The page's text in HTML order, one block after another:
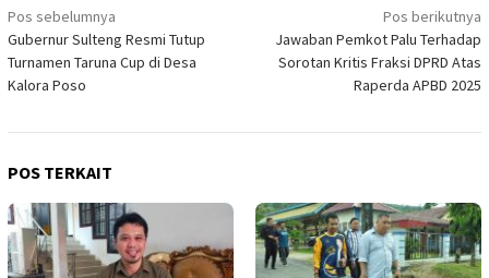
Navigasi
pos
Pos sebelumnya
Gubernur Sulteng Resmi Tutup
Turnamen Taruna Cup di Desa
Kalora Poso
Pos berikutnya
Jawaban Pemkot Palu Terhadap
Sorotan Kritis Fraksi DPRD Atas
Raperda APBD 2025
POS TERKAIT